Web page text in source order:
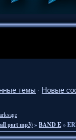
темы · Новые
part mp3)»BAND E»